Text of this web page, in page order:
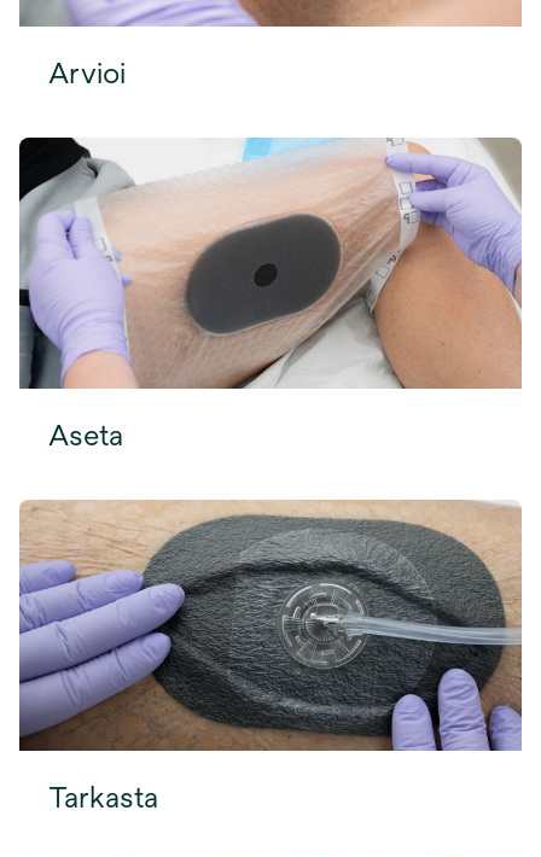
Arvioi
Aseta
Tarkasta